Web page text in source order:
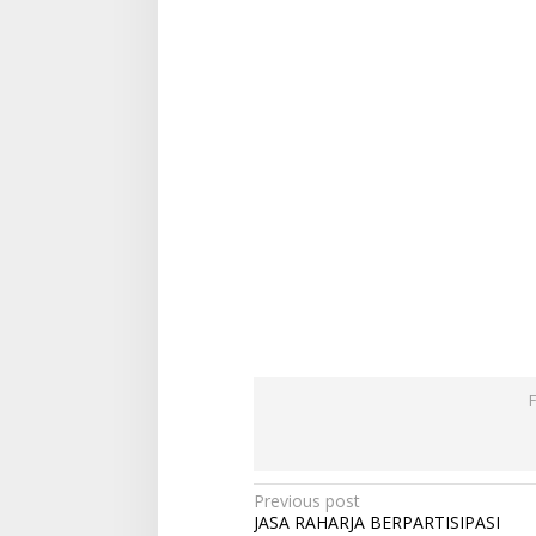
Post
Previous post
JASA RAHARJA BERPARTISIPASI